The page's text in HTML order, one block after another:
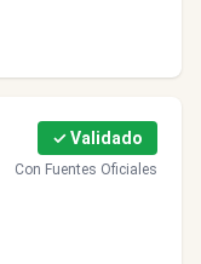
✓ Validado
Con Fuentes Oficiales